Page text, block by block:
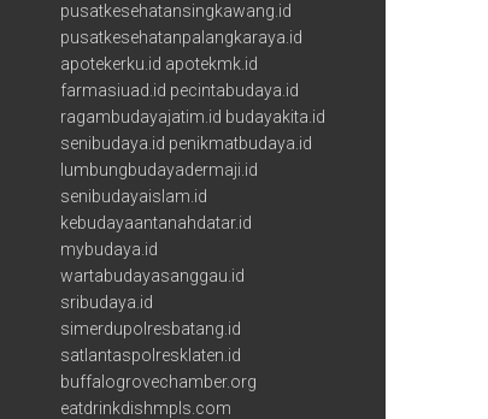
pusatkesehatansingkawang.id
pusatkesehatanpalangkaraya.id
apotekerku.id apotekmk.id
farmasiuad.id pecintabudaya.id
ragambudayajatim.id budayakita.id
senibudaya.id penikmatbudaya.id
lumbungbudayadermaji.id
senibudayaislam.id
kebudayaantanahdatar.id
mybudaya.id
wartabudayasanggau.id
sribudaya.id
simerdupolresbatang.id
satlantaspolresklaten.id
buffalogrovechamber.org
eatdrinkdishmpls.com